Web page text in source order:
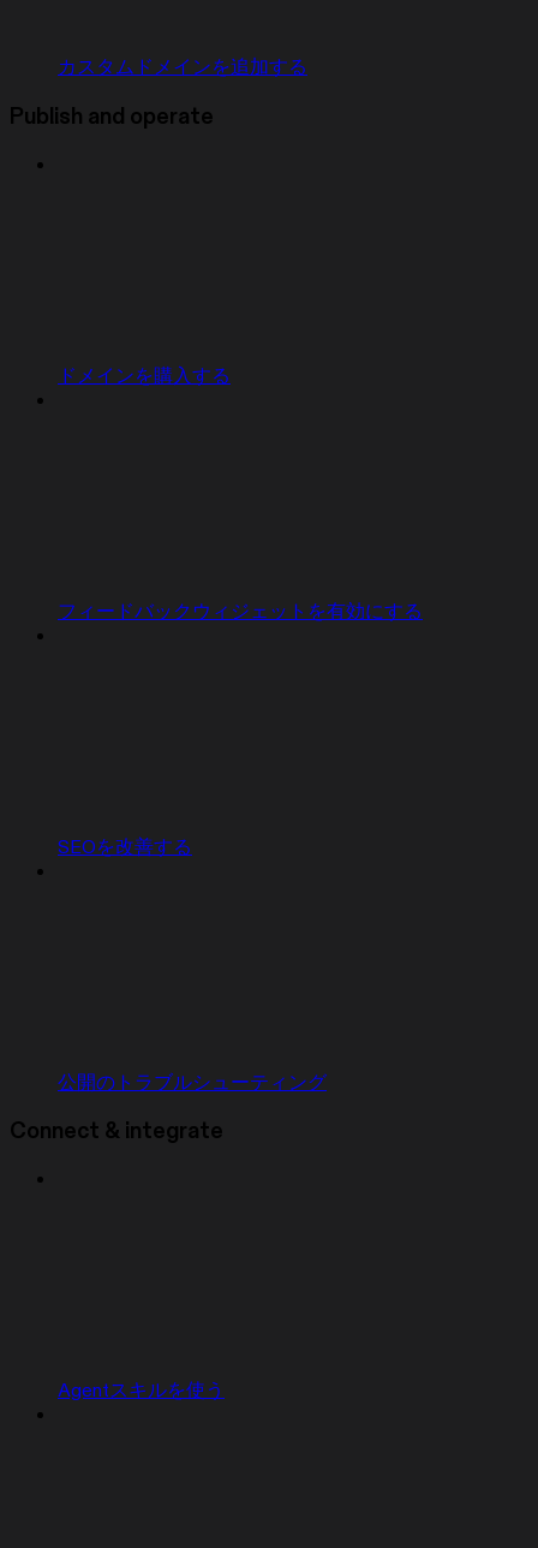
カスタムドメインを追加する
Publish and operate
ドメインを購入する
フィードバックウィジェットを有効にする
SEOを改善する
公開のトラブルシューティング
Connect & integrate
Agentスキルを使う